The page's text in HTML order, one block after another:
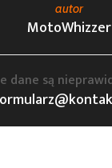
autor
MotoWhizzer
dane są